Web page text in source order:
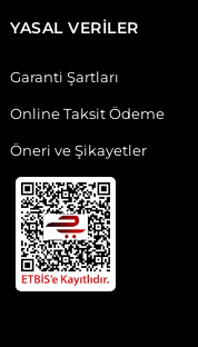
YASAL VERİLER
Garanti Şartları
Online Taksit Ödeme
Öneri ve Şikayetler